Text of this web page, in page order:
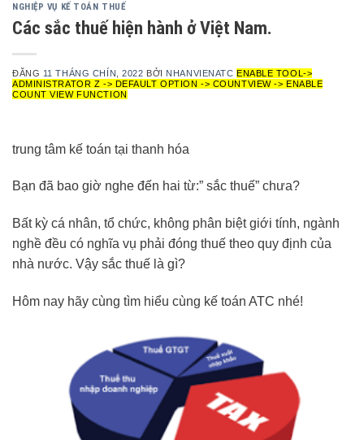
NGHIỆP VỤ KẾ TOÁN THUẾ
Các sắc thuế hiện hành ở Việt Nam.
ĐĂNG 11 THÁNG CHÍN, 2022 BỞI NHANVIENATC ENABLE TOOL->
ADMINISTRATOR Z -> DEFAULT OPTION -> COUNTVIEW -> ENABLE
COUNT VIEW FUNCTION
trung tâm kế toán tại thanh hóa
Bạn đã bao giờ nghe đến hai từ:” sắc thuế” chưa?
Bất kỳ cá nhân, tổ chức, không phân biệt giới tính, ngành
nghề đều có nghĩa vụ phải đóng thuế theo quy định của
nhà nước. Vậy sắc thuế là gì?
Hôm nay hãy cùng tìm hiểu cùng kế toán ATC nhé!